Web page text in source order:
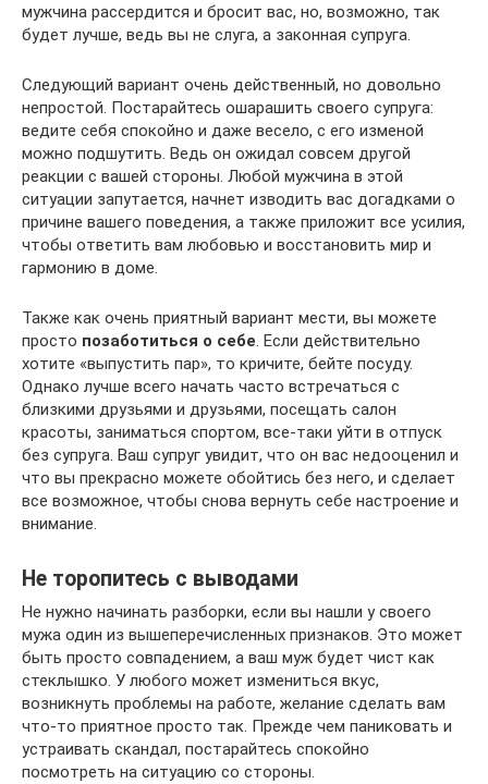
мужчина рассердится и бросит вас, но, возможно, так
будет лучше, ведь вы не слуга, а законная супруга.
Следующий вариант очень действенный, но довольно
непростой. Постарайтесь ошарашить своего супруга:
ведите себя спокойно и даже весело, с его изменой
можно подшутить. Ведь он ожидал совсем другой
реакции с вашей стороны. Любой мужчина в этой
ситуации запутается, начнет изводить вас догадками о
причине вашего поведения, а также приложит все усилия,
чтобы ответить вам любовью и восстановить мир и
гармонию в доме.
Также как очень приятный вариант мести, вы можете
просто позаботиться о себе . Если действительно
хотите «выпустить пар», то кричите, бейте посуду.
Однако лучше всего начать часто встречаться с
близкими друзьями и друзьями, посещать салон
красоты, заниматься спортом, все-таки уйти в отпуск
без супруга. Ваш супруг увидит, что он вас недооценил и
что вы прекрасно можете обойтись без него, и сделает
все возможное, чтобы снова вернуть себе настроение и
внимание.
Не торопитесь с выводами
Не нужно начинать разборки, если вы нашли у своего
мужа один из вышеперечисленных признаков. Это может
быть просто совпадением, а ваш муж будет чист как
стеклышко. У любого может измениться вкус,
возникнуть проблемы на работе, желание сделать вам
что-то приятное просто так. Прежде чем паниковать и
устраивать скандал, постарайтесь спокойно
посмотреть на ситуацию со стороны.